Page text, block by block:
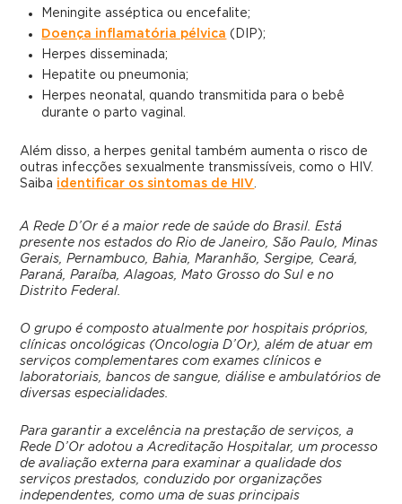
Meningite asséptica ou encefalite;
Doença inflamatória pélvica (DIP);
Herpes disseminada;
Hepatite ou pneumonia;
Herpes neonatal, quando transmitida para o bebê
durante o parto vaginal.
Além disso, a herpes genital também aumenta o risco de
outras infecções sexualmente transmissíveis, como o HIV.
Saiba identificar os sintomas de HIV
A Rede D’Or é a maior rede de saúde do Brasil. Está
presente nos estados do Rio de Janeiro, São Paulo, Minas
Gerais, Pernambuco, Bahia, Maranhão, Sergipe, Ceará,
Paraná, Paraíba, Alagoas, Mato Grosso do Sul e no
Distrito Federal.
O grupo é composto atualmente por hospitais próprios,
clínicas oncológicas (Oncologia D’Or), além de atuar em
serviços complementares com exames clínicos e
laboratoriais, bancos de sangue, diálise e ambulatórios de
diversas especialidades.
Para garantir a excelência na prestação de serviços, a
Rede D’Or adotou a Acreditação Hospitalar, um processo
de avaliação externa para examinar a qualidade dos
serviços prestados, conduzido por organizações
independentes, como uma de suas principais